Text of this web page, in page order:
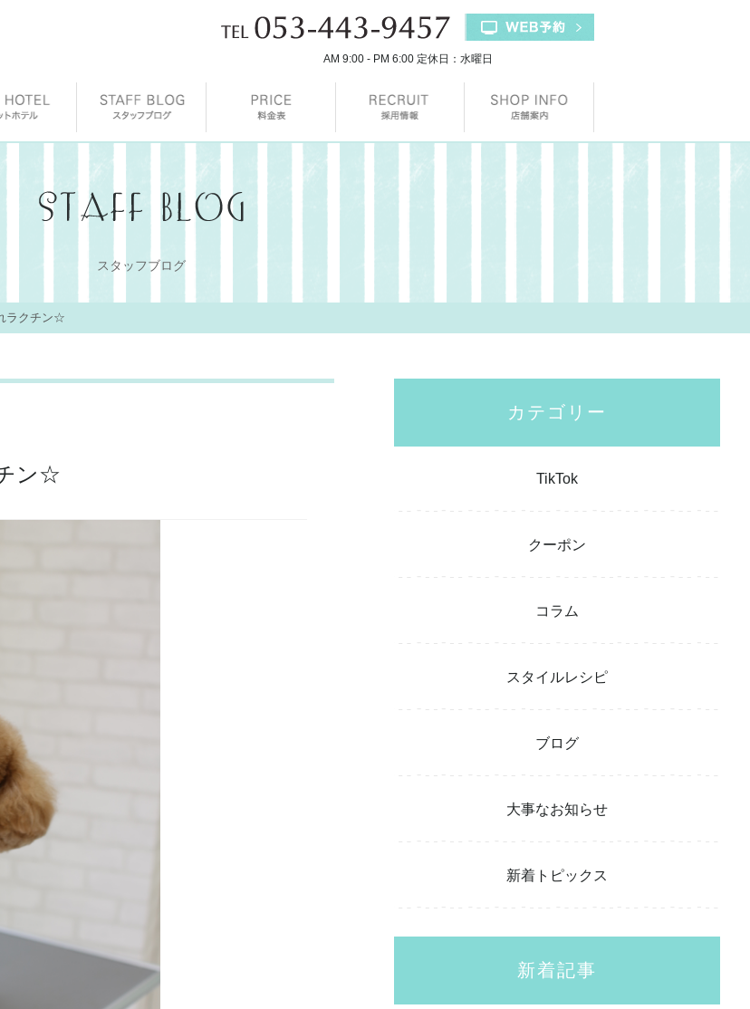
AM 9:00 - PM 6:00 定休日：水曜日
スタッフブログ
ラクチン☆
ン☆
カテゴリー
TikTok
クーポン
コラム
スタイルレシピ
ブログ
大事なお知らせ
新着トピックス
新着記事